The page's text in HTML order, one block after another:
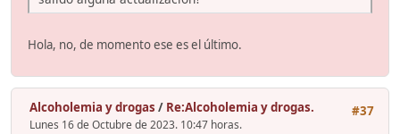
Hola, no, de momento ese es el último.
#37
Alcoholemia y drogas / Re:Alcoholemia y drogas.
Lunes 16 de Octubre de 2023. 10:47 horas.